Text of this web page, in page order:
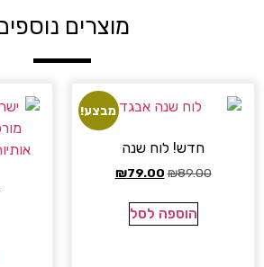
מוצרים
מבצע!
חדש! לוח שנה
₪89.00
₪79.00
הוספה לסל